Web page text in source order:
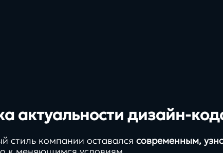
актуальности дизайн-
стиль компании оставался современным,